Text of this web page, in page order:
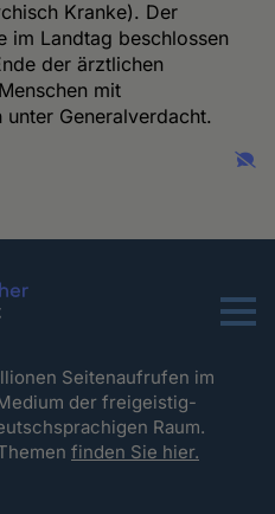
Kranke). Der
im Landtag beschlossen
der ärztlichen
mit
Generalverdacht.
Menu
Seitenaufrufen im
der freigeistig-
Raum.
finden Sie hier.